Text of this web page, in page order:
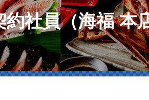
社員（海福 本